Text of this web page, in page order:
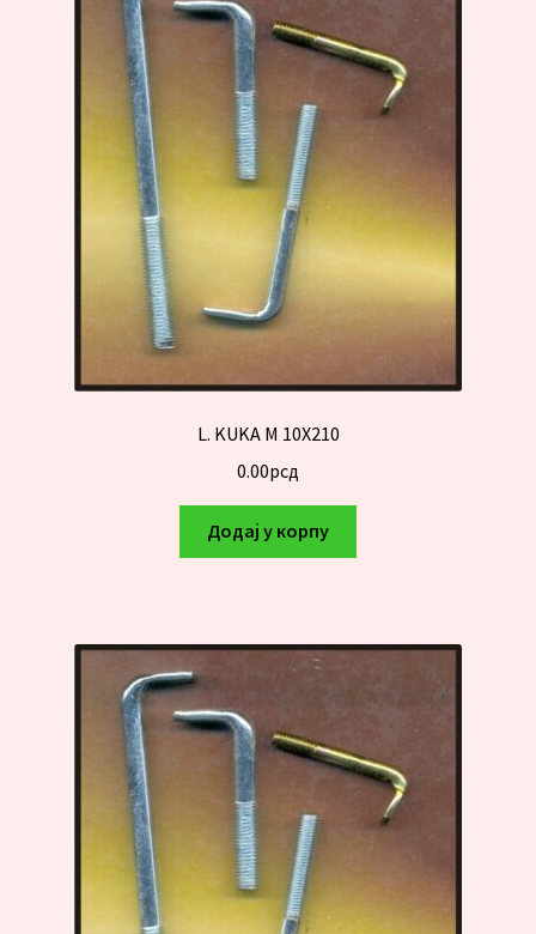
L. KUKA M 10X210
0.00рсд
Додај у корпу